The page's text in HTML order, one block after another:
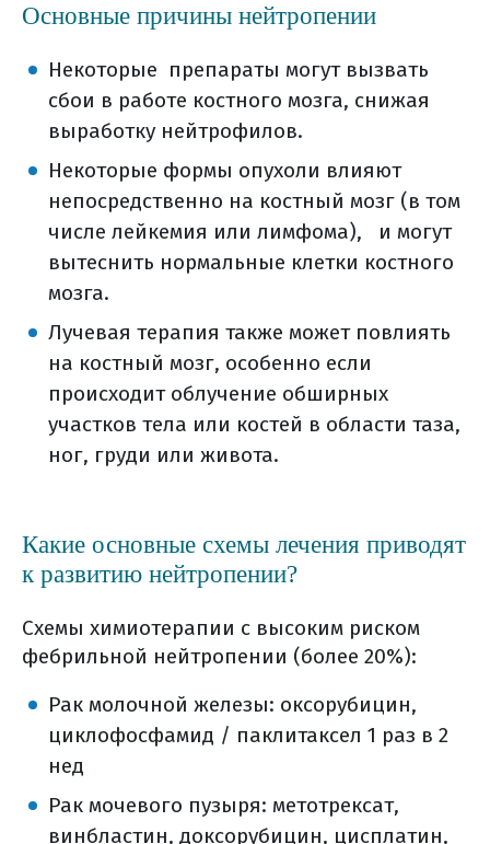
Основные причины нейтропении
Некоторые препараты могут вызвать
сбои в работе костного мозга, снижая
выработку нейтрофилов.
Некоторые формы опухоли влияют
непосредственно на костный мозг (в том
числе лейкемия или лимфома), и могут
вытеснить нормальные клетки костного
мозга.
Лучевая терапия также может повлиять
на костный мозг, особенно если
происходит облучение обширных
участков тела или костей в области таза,
ног, груди или живота.
Какие основные схемы лечения приводят
к развитию нейтропении?
Схемы химиотерапии с высоким риском
фебрильной нейтропении (более 20%):
Рак молочной железы: оксорубицин,
циклофосфамид / паклитаксел 1 раз в 2
нед
Рак мочевого пузыря: метотрексат,
винбластин, доксорубицин, цисплатин,